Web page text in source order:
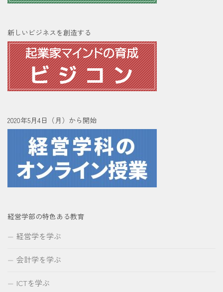
新しいビジネスを創造する
2020年5月4日（月）から開始
経営学部の特色ある教育
経営学を学ぶ
会計学を学ぶ
ICTを学ぶ